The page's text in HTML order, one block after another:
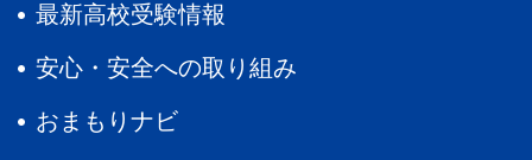
最新高校受験情報
安心・安全への取り組み
おまもりナビ